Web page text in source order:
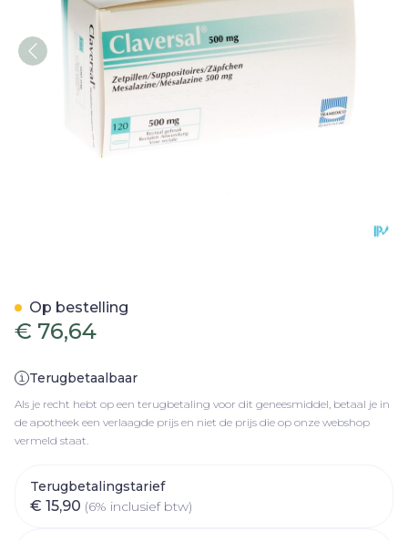
€ 76,64
Terugbetaalbaar
Als je recht hebt op een terugbetaling voor dit geneesmiddel, betaal je in
de apotheek een verlaagde prijs en niet de prijs die op onze webshop
vermeld staat.
Terugbetalingstarief
€ 15,90 (6% inclusief btw)
Op bestelling